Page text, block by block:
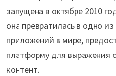
запущена в октябре 2010
она превратилась в одно
приложений в мире,
платформу для выражения
контент.